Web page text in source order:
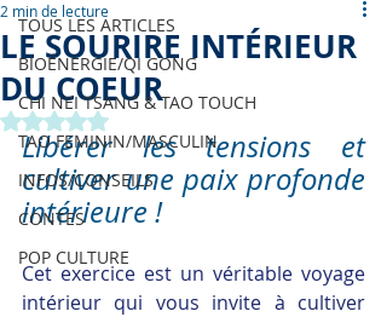
TOUS LES ARTICLES
BIOÉNERGIE/QI GONG
CHI NEI TSANG & TAO TOUCH
TAO FEMININ/MASCULIN
INFOS/CONSEILS
CONTES
POP CULTURE
LE SOURIRE INTÉRIEUR
DU COEUR
2 min de lecture
Noté NaN étoiles sur 5.
Libérer les tensions et
cultiver une paix profonde
intérieure !
Cet exercice est un véritable voyage
intérieur qui vous invite à cultiver